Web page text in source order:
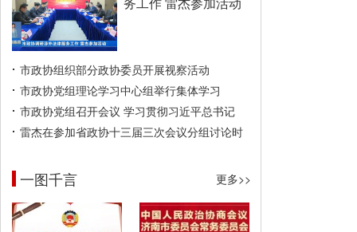
市政协组织部分政协委员开展视察活动
市政协党组理论学习中心组举行集体学习
市政协党组召开会议 学习贯彻习近平总书记
雷杰在参加省政协十三届三次会议分组讨论时
一图千言 更多>>